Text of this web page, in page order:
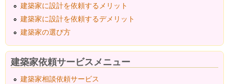
建築家に設計を依頼するメリット
建築家に設計を依頼するデメリット
建築家の選び方
建築家依頼サービスメニュー
建築家相談依頼サービス